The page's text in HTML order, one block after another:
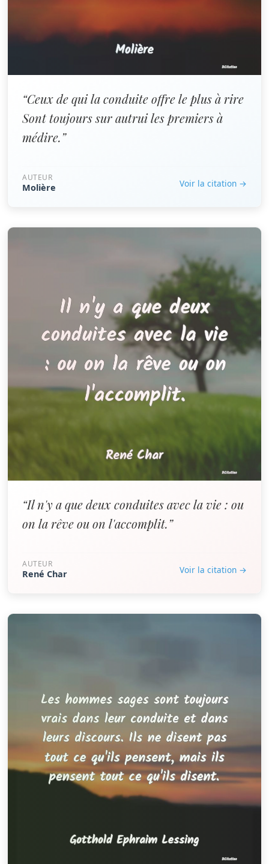
“Ceux de qui la conduite offre le plus à rire
Sont toujours sur autrui les premiers à
médire.”
AUTEUR
Molière Voir la citation →
“Il n'y a que deux conduites avec la vie : ou
on la rêve ou on l'accomplit.”
AUTEUR
René Char Voir la citation →